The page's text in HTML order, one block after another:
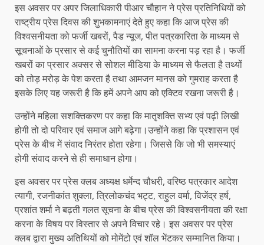
इस अवसर पर अपर जिलाधिकारी पीआर चौहान ने प्रेस प्रतिनिधियों को
राष्ट्रीय प्रेस दिवस की शुभकामनाएं देते हुए कहा कि आज प्रेस की
विश्वसनीयता को फर्जी खबरों, पैड न्यूज, पीत पत्रकारिता के माध्यम से
सूचनाओं के प्रसार से कई चुनौतियों का सामना करना पड़ रहा है। फर्जी
खबरों का प्रसार अक्सर से सोशल मीडिया के माध्यम से फैलता है तथ्यों
को तोड़ मरोड़ के पेश करता है तथा आमजन मानस को गुमराह करता है
इसके लिए यह जरूरी है कि हमें अपने आप को एक्टिव रखना जरूरी है।
उन्होंने महिला सशक्तिकरण पर कहा कि मातृशक्ति सभ्य एवं पढ़ी लिखी
होगी तो दो परिवार एवं समाज आगे बढ़ेगा।उन्होंने कहा कि प्रशासन एवं
प्रेस के बीच में संवाद निरंतर होता रहेगा। जिससे कि जो भी समस्याएं
होगी संवाद करने से ही समाधान होगा।
इस अवसर पर प्रेस क्लब अध्यक्ष धर्मेन्द चौधरी, वरिष्ठ पत्रकार आदेश
त्यागी, रजनीकांत शुक्ला, त्रिलोकचंद भट्ट, राहुल वर्मा, विजेंद्र हर्ष,
प्रशांत शर्मा ने बढ़ती गलत सूचना के बीच प्रेस की विश्वसनीयता की रक्षा
करना के विषय पर विस्तार से अपने विचार रहे। इस अवसर पर प्रेस
क्लब द्वारा मुख्य अतिथियों को मोमेंटो एवं शॉल भेंटकर सम्मानित किया।